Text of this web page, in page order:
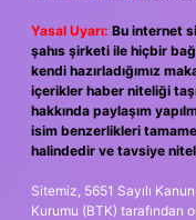
Yasal Uyarı: Bu internet
şahıs şirketi ile hiçbir
kendi hazırladığımız
içerikler haber niteliği
hakkında paylaşım
isim benzerlikleri
halindedir ve tavsiye
Sitemiz, 5651 Sayılı
Kurumu (BTK) tarafından